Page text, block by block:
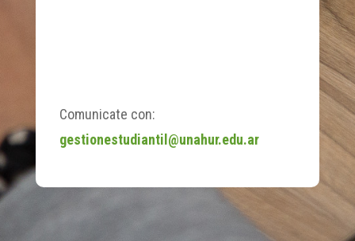
Comunicate con:
gestionestudiantil@unahur.edu.ar